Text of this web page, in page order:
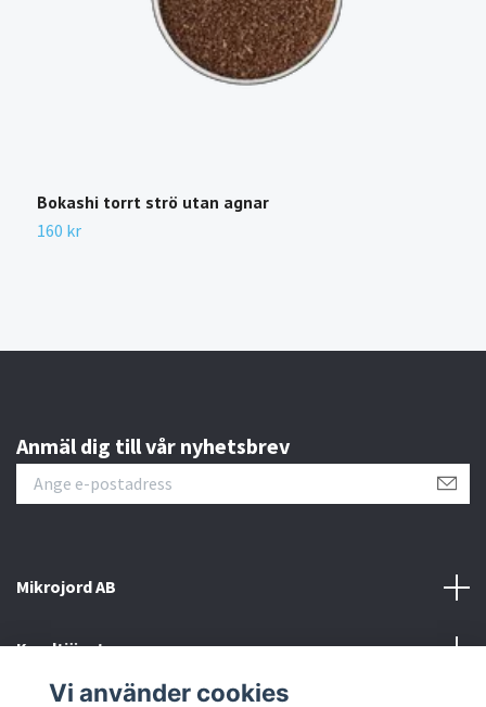
Bokashi torrt strö utan agnar
160 kr
Anmäl dig till vår nyhetsbrev
Mikrojord AB
Kundtjänst
Vi använder cookies